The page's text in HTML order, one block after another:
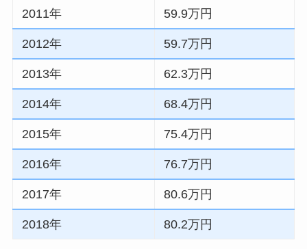
2011年 59.9万円
2012年 59.7万円
2013年 62.3万円
2014年 68.4万円
2015年 75.4万円
2016年 76.7万円
2017年 80.6万円
2018年 80.2万円